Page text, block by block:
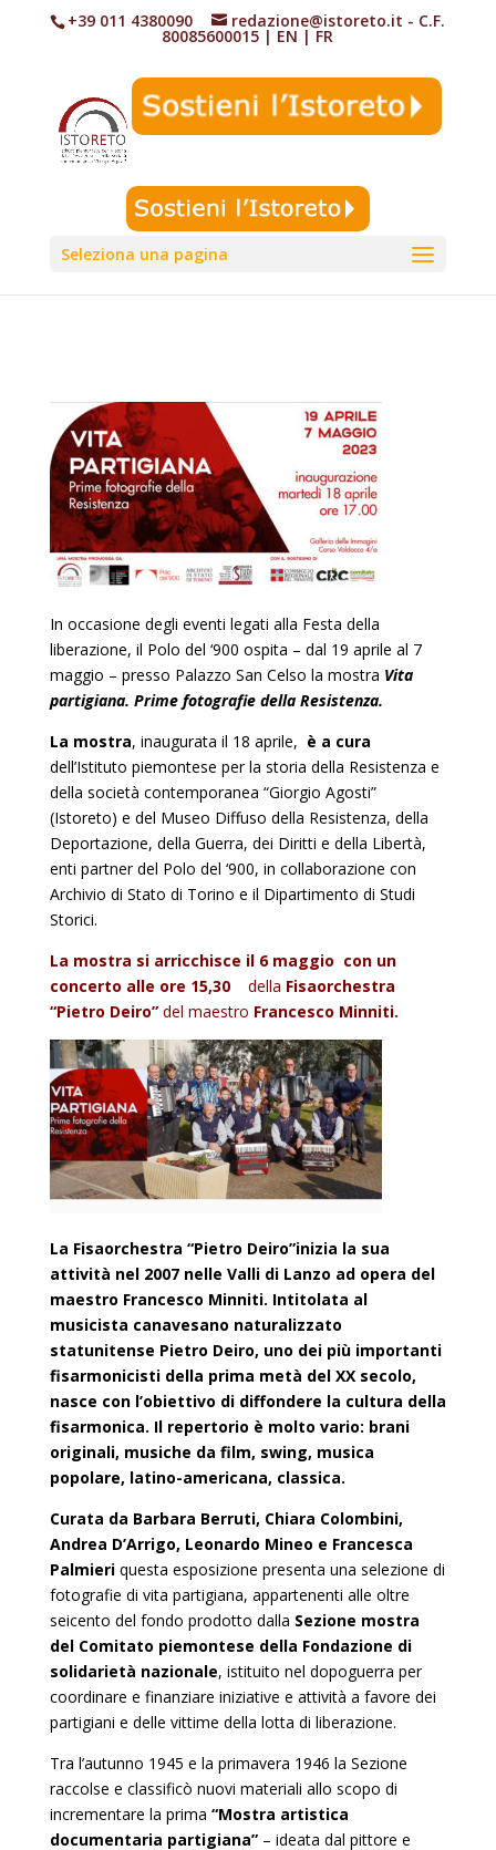
+39 011 4380090 redazione@istoreto.it - C.F.
80085600015 | EN |FR
Seleziona una pagina
In occasione degli eventi legati alla Festa della
liberazione, il Polo del ‘900 ospita – dal 19 aprile al 7
maggio – presso Palazzo San Celso la mostra Vita
partigiana. Prime fotografie della Resistenza.
La mostra, inaugurata il 18 aprile, è a cura
dell’Istituto piemontese per la storia della Resistenza e
della società contemporanea “Giorgio Agosti”
(Istoreto) e del Museo Diffuso della Resistenza, della
Deportazione, della Guerra, dei Diritti e della Libertà,
enti partner del Polo del ‘900, in collaborazione con
Archivio di Stato di Torino e il Dipartimento di Studi
Storici.
La mostra si arricchisce il 6 maggio con un
concerto alle ore 15,30della Fisaorchestra
“Pietro Deiro”del maestro Francesco Minniti.
La Fisaorchestra “Pietro Deiro”inizia la sua
attività nel 2007 nelle Valli di Lanzo ad opera del
maestro Francesco Minniti. Intitolata al
musicista canavesano naturalizzato
statunitense Pietro Deiro, uno dei più importanti
fisarmonicisti della prima metà del XX secolo,
nasce con l’obiettivo di diffondere la cultura della
fisarmonica. Il repertorio è molto vario: brani
originali, musiche da film, swing, musica
popolare, latino-americana, classica.
Curata da Barbara Berruti, Chiara Colombini,
Andrea D’Arrigo, Leonardo Mineo e Francesca
Palmieri questa esposizione presenta una selezione di
fotografie di vita partigiana, appartenenti alle oltre
seicento del fondo prodotto dalla Sezione mostra
del Comitato piemontese della Fondazione di
solidarietà nazionale, istituito nel dopoguerra per
coordinare e finanziare iniziative e attività a favore dei
partigiani e delle vittime della lotta di liberazione.
Tra l’autunno 1945 e la primavera 1946 la Sezione
raccolse e classificò nuovi materiali allo scopo di
incrementare la prima “Mostra artistica
documentaria partigiana”– ideata dal pittore e